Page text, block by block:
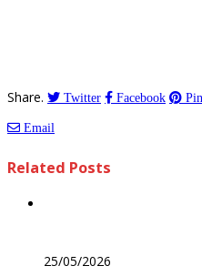
Share. Twitter Facebook
Email
Related Posts
25/05/2026